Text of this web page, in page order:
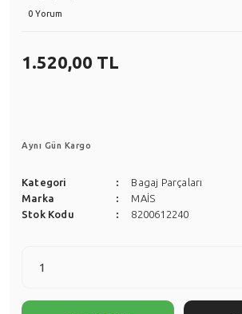
0 Yorum
1.520,00 TL
Aynı Gün Kargo
Kategori
Bagaj Parçaları
Marka
MAİS
Stok Kodu
8200612240